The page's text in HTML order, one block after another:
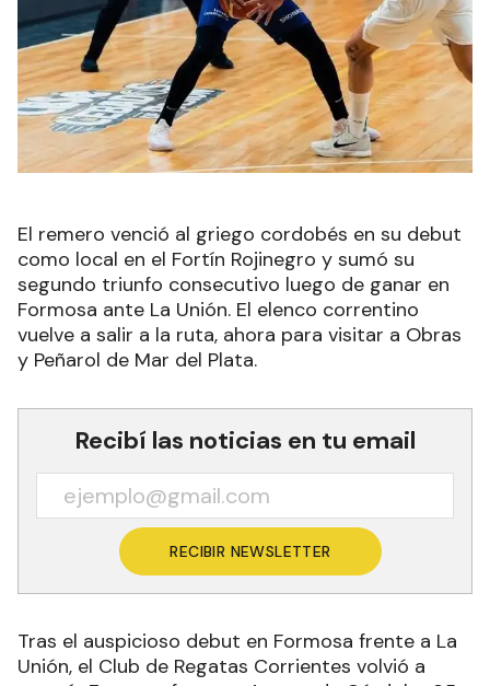
El remero venció al griego cordobés en su debut
como local en el Fortín Rojinegro y sumó su
segundo triunfo consecutivo luego de ganar en
Formosa ante La Unión. El elenco correntino
vuelve a salir a la ruta, ahora para visitar a Obras
y Peñarol de Mar del Plata.
Recibí las noticias en tu email
RECIBIR NEWSLETTER
Tras el auspicioso debut en Formosa frente a La
Unión, el Club de Regatas Corrientes volvió a